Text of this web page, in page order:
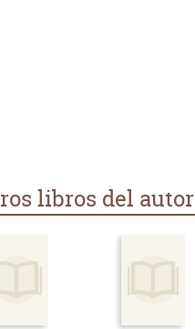
libros del autor